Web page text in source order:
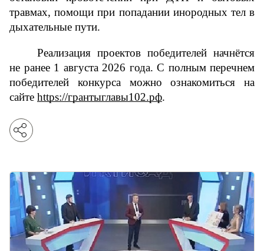
травмах, помощи при попадании инородных тел в
дыхательные пути.
Реализация проектов победителей начнётся
не ранее 1 августа 2026 года. С полным перечнем
победителей конкурса можно ознакомиться на
сайте https://грантыглавы102.рф.